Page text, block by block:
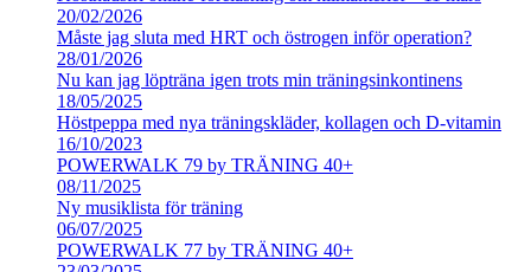
20/02/2026
Måste jag sluta med HRT och östrogen inför operation?
28/01/2026
Nu kan jag löpträna igen trots min träningsinkontinens
18/05/2025
Höstpeppa med nya träningskläder, kollagen och D-vitamin
16/10/2023
POWERWALK 79 by TRÄNING 40+
08/11/2025
Ny musiklista för träning
06/07/2025
POWERWALK 77 by TRÄNING 40+